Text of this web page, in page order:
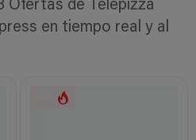
Ofertas de Telepizza
en tiempo real y al